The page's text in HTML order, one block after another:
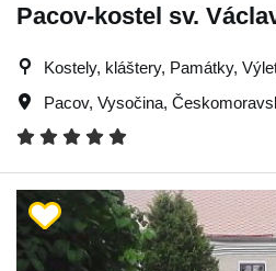
Pacov-kostel sv.
Kostely, kláštery, Památky,
Pacov, Vysočina,